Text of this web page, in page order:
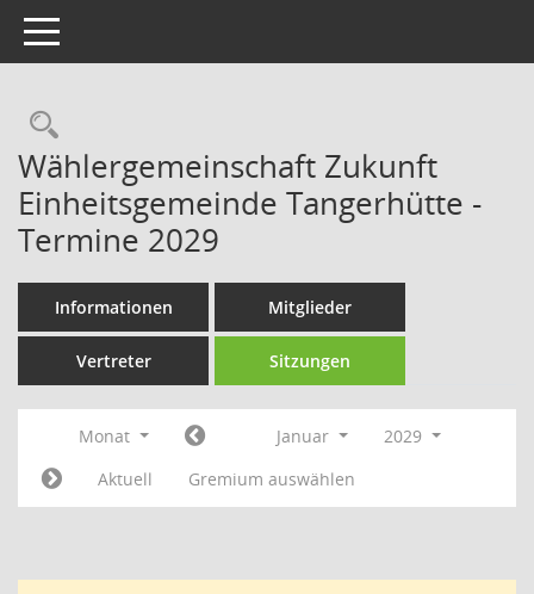
Toggle navigation
Rechercheauswahl
Wählergemeinschaft Zukunft
Einheitsgemeinde Tangerhütte -
Termine 2029
Informationen Mitglieder
Vertreter Sitzungen
Monat Januar
2029
Aktuell
Gremium auswählen